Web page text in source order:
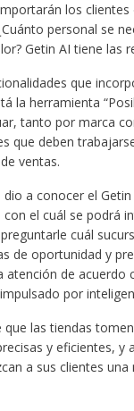
los clientes
personal se
Getin AI tiene las
que
la herramienta
tanto por marca
que deben
ventas.
a conocer el
el cuál se podrá
cuál
de oportunidad y
atención de acuerdo
por
que las tiendas
y eficientes, y
a sus clientes una